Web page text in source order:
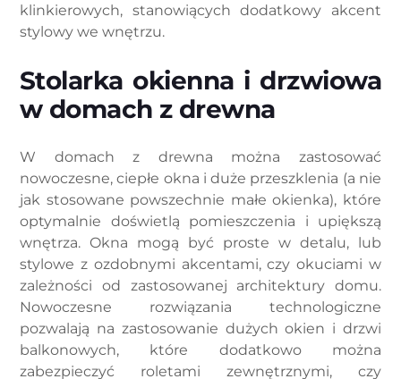
klinkierowych, stanowiących dodatkowy akcent
stylowy we wnętrzu.
Stolarka okienna i drzwiowa
w domach z drewna
W domach z drewna można zastosować
nowoczesne, ciepłe okna i duże przeszklenia (a nie
jak stosowane powszechnie małe okienka), które
optymalnie doświetlą pomieszczenia i upiększą
wnętrza. Okna mogą być proste w detalu, lub
stylowe z ozdobnymi akcentami, czy okuciami w
zależności od zastosowanej architektury domu.
Nowoczesne rozwiązania technologiczne
pozwalają na zastosowanie dużych okien i drzwi
balkonowych, które dodatkowo można
zabezpieczyć roletami zewnętrznymi, czy